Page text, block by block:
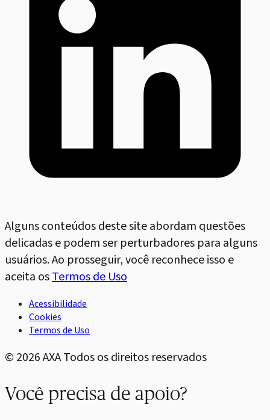
Alguns conteúdos deste site abordam questões
delicadas e podem ser perturbadores para alguns
usuários. Ao prosseguir, você reconhece isso e
aceita osTermos de Uso
Acessibilidade
Cookies
Termos de Uso
© 2026AXA Todos os direitos reservados
Você precisa de apoio?